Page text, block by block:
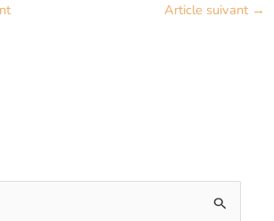
Article suivant →